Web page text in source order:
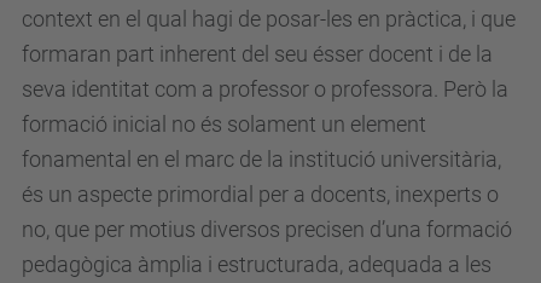
context en el qual hagi de posar-les en pràctica, i que
formaran part inherent del seu ésser docent i de la
seva identitat com a professor o professora. Però la
formació inicial no és solament un element
fonamental en el marc de la institució universitària,
és un aspecte primordial per a docents, inexperts o
no, que per motius diversos precisen d’una formació
pedagògica àmplia i estructurada, adequada a les